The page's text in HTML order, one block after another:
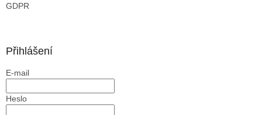
GDPR
Přihlášení
E-mail
Heslo